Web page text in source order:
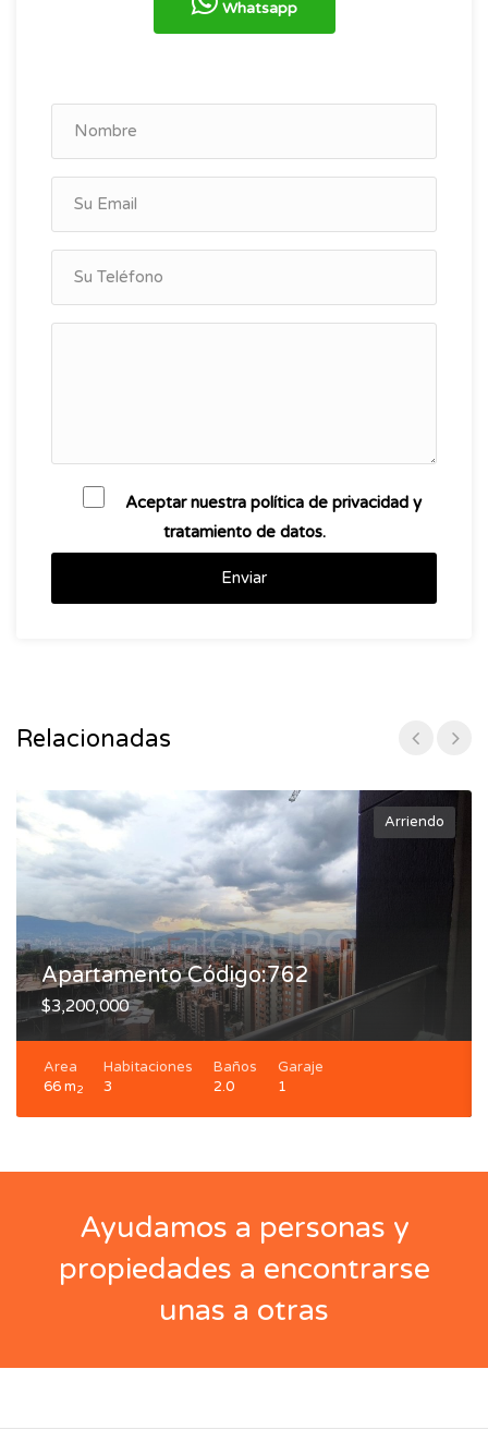
Whatsapp
Aceptar nuestra política de privacidad y
tratamiento de datos.
Enviar
Relacionadas
Arriendo
Apartamento Código:762
$3,200,000
Area
66 m2
Habitaciones
3
Baños
2.0
Garaje
1
Ayudamos a personas y
propiedades a encontrarse
unas a otras